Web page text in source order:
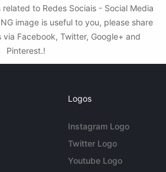
to Redes Sociais - Social Media
image is useful to you, please share
Facebook, Twitter, Google+ and
Pinterest.!
Logos
Instagram Logo
Twitter Logo
Youtube Logo